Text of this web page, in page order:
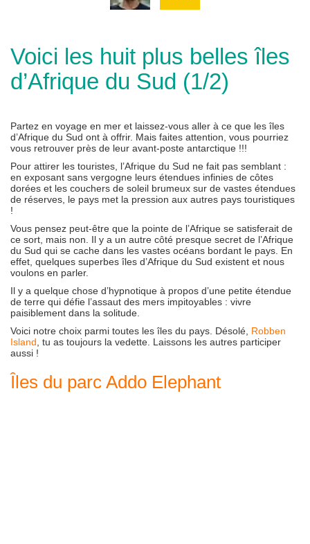
Voici les huit plus belles îles
d’Afrique du Sud (1/2)
Partez en voyage en mer et laissez-vous aller à ce que les îles
d’Afrique du Sud ont à offrir. Mais faites attention, vous pourriez
vous retrouver près de leur avant-poste antarctique !!!
Pour attirer les touristes, l’Afrique du Sud ne fait pas semblant :
en exposant sans vergogne leurs étendues infinies de côtes
dorées et les couchers de soleil brumeux sur de vastes étendues
de réserves, le pays met la pression aux autres pays touristiques
!
Vous pensez peut-être que la pointe de l’Afrique se satisferait de
ce sort, mais non. Il y a un autre côté presque secret de l’Afrique
du Sud qui se cache dans les vastes océans bordant le pays. En
effet, quelques superbes îles d’Afrique du Sud existent et nous
voulons en parler.
Il y a quelque chose d’hypnotique à propos d’une petite étendue
de terre qui défie l’assaut des mers impitoyables : vivre
paisiblement dans la solitude.
Voici notre choix parmi toutes les îles du pays. Désolé, Robben
Island , tu as toujours la vedette. Laissons les autres participer
aussi !
Îles du parc Addo Elephant